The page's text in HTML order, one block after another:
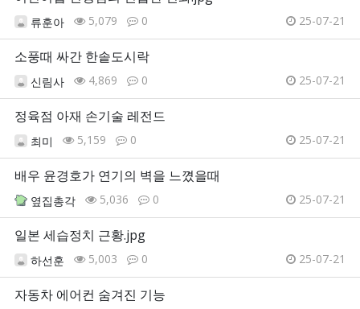
류훈아 5,079 0 25-07-21
소풍때 싸간 한솥도시락
신림사 4,869 0 25-07-21
정육점 아재 손기술 레전드
최미 5,159 0 25-07-21
배우 윤경호가 연기의 벽을 느꼈을때
옆집총각 5,036 0 25-07-21
일본 세습정치 근황.jpg
하선훈 5,003 0 25-07-21
자동차 에어컨 숨겨진 기능